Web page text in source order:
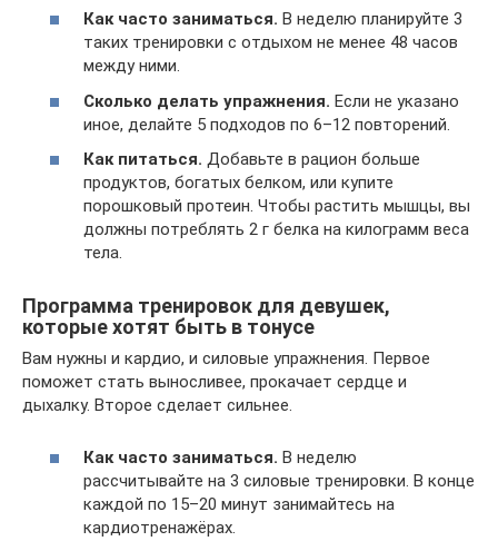
Как часто заниматься. В неделю планируйте 3
таких тренировки с отдыхом не менее 48 часов
между ними.
Сколько делать упражнения. Если не указано
иное, делайте 5 подходов по 6–12 повторений.
Как питаться. Добавьте в рацион больше
продуктов, богатых белком, или купите
порошковый протеин. Чтобы растить мышцы, вы
должны потреблять 2 г белка на килограмм веса
тела.
Программа тренировок для девушек,
которые хотят быть в тонусе
Вам нужны и кардио, и силовые упражнения. Первое
поможет стать выносливее, прокачает сердце и
дыхалку. Второе сделает сильнее.
Как часто заниматься. В неделю
рассчитывайте на 3 силовые тренировки. В конце
каждой по 15–20 минут занимайтесь на
кардиотренажёрах.